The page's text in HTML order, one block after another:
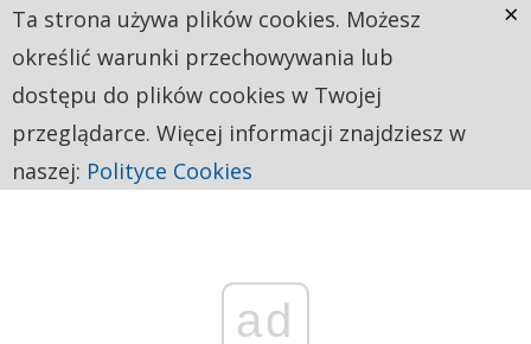
ad
Ta strona używa plików cookies. Możesz
określić warunki przechowywania lub
dostępu do plików cookies w Twojej
przeglądarce. Więcej informacji znajdziesz w
naszej: Polityce Cookies
×